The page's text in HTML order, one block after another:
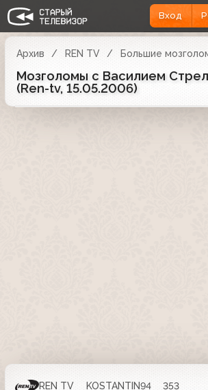
Вход
Архив REN TV Большие
Мозголомы с Василием
(Ren-tv, 15.05.2006)
REN TV KOSTANTIN94
353